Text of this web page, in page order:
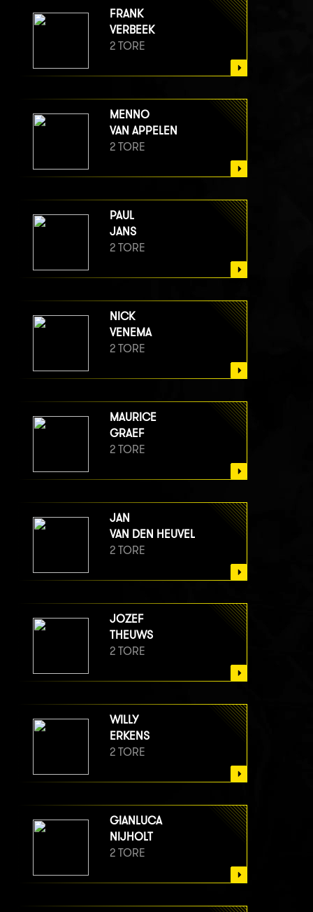
FRANK
VERBEEK
2 TORE
MENNO
VAN APPELEN
2 TORE
PAUL
JANS
2 TORE
NICK
VENEMA
2 TORE
MAURICE
GRAEF
2 TORE
JAN
VAN DEN HEUVEL
2 TORE
JOZEF
THEUWS
2 TORE
WILLY
ERKENS
2 TORE
GIANLUCA
NIJHOLT
2 TORE